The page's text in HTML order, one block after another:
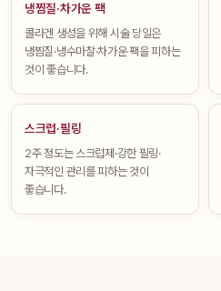
냉찜질·차가운 팩
콜라겐 생성을 위해 시술 당일은
냉찜질·냉수마찰·차가운 팩을 피하는
것이 좋습니다.
스크럽·필링
2주 정도는 스크럽제·강한 필링·
자극적인 관리를 피하는 것이
좋습니다.